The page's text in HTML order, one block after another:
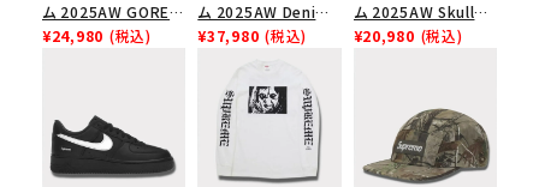
ム 2025AW GORE-
TEX Zip Pocket
ラック
¥24,980 (税込)
ム 2025AW Denim
Shoulder Bag デニ
ブラック
¥37,980 (税込)
ム 2025AW Skull
Tee スカル Tシャツ
¥20,980 (税込)